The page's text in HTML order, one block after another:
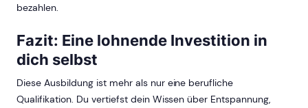
bezahlen.
Fazit: Eine lohnende Investition in
dich selbst
Diese Ausbildung ist mehr als nur eine berufliche
Qualifikation. Du vertiefst dein Wissen über Entspannung,